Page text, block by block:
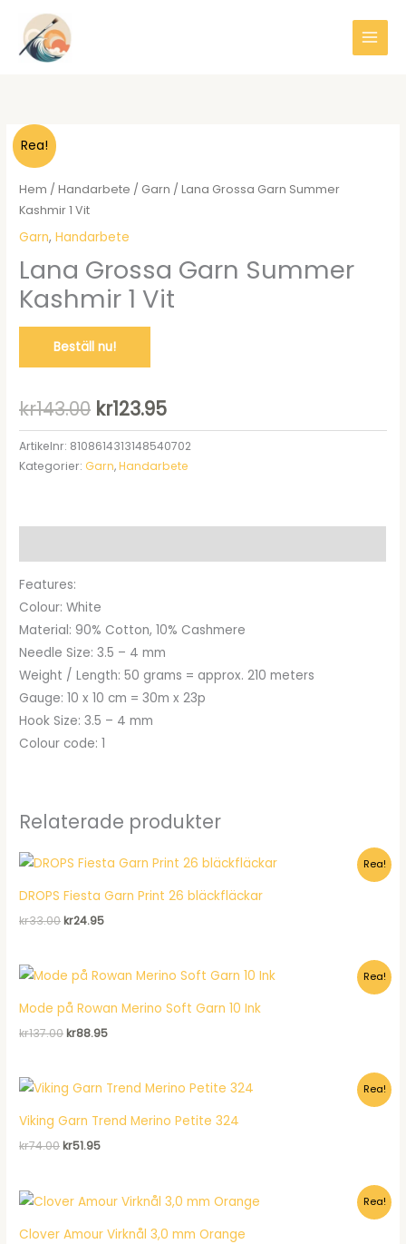
Hoppa
innehåll
Rea!
Hem /Handarbete / Garn / Lana Grossa Garn Summer
Kashmir 1 Vit
Garn,Handarbete
Lana Grossa Garn Summer
Kashmir 1 Vit
Beställ nu!
kr143.00 Det
ursprungliga
priset
kr123.95Det
nuvarande
priset
Artikelnr: 8108614313148540702
Kategorier: Garn,Handarbete
Features:
Colour: White
Material: 90% Cotton, 10% Cashmere
Needle Size: 3.5 – 4 mm
Weight / Length: 50 grams = approx. 210 meters
Gauge: 10 x 10 cm = 30m x 23p
Hook Size: 3.5 – 4 mm
Colour code: 1
Relaterade produkter
Rea!
DROPS Fiesta Garn Print 26 bläckfläckar
kr33.00Det
kr33.00.
kr24.95Det
kr24.95.
Rea!
Mode på Rowan Merino Soft Garn 10 Ink
kr137.00Det
kr137.00.
kr88.95Det
kr88.95.
Rea!
Viking Garn Trend Merino Petite 324
kr74.00Det
kr74.00.
kr51.95Det
kr51.95.
Rea!
Clover Amour Virknål 3,0 mm Orange